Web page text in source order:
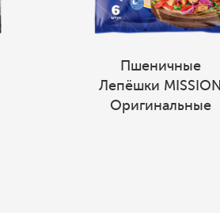
Пшеничные
Лепёшки MISSION
Оригинальные